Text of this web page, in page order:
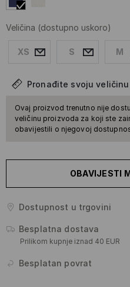
Veličina (dostupno uskoro)
XS S M
Pronađite svoju veličinu
Ovaj proizvod trenutno nije
veličinu proizvoda za koji ste
obavijestili o njegovoj
OBAVIJESTI
Dostupnost u trgovini
Besplatna dostava
Prilikom kupnje iznad 40 EUR
Besplatan povrat